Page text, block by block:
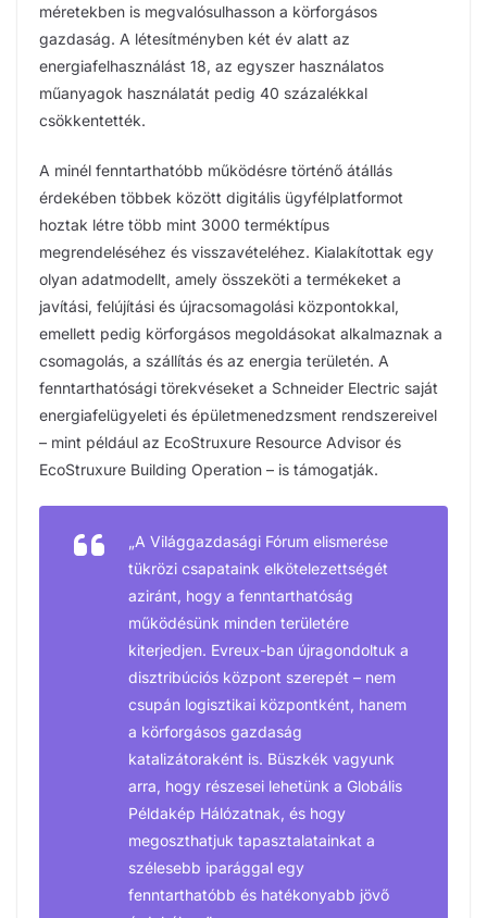
méretekben is megvalósulhasson a körforgásos
gazdaság. A létesítményben két év alatt az
energiafelhasználást 18, az egyszer használatos
műanyagok használatát pedig 40 százalékkal
csökkentették.
A minél fenntarthatóbb működésre történő átállás
érdekében többek között digitális ügyfélplatformot
hoztak létre több mint 3000 terméktípus
megrendeléséhez és visszavételéhez. Kialakítottak egy
olyan adatmodellt, amely összeköti a termékeket a
javítási, felújítási és újracsomagolási központokkal,
emellett pedig körforgásos megoldásokat alkalmaznak a
csomagolás, a szállítás és az energia területén. A
fenntarthatósági törekvéseket a Schneider Electric saját
energiafelügyeleti és épületmenedzsment rendszereivel
– mint például az EcoStruxure Resource Advisor és
EcoStruxure Building Operation – is támogatják.
„A Világgazdasági Fórum elismerése
tükrözi csapataink elkötelezettségét
aziránt, hogy a fenntarthatóság
működésünk minden területére
kiterjedjen. Evreux-ban újragondoltuk a
disztribúciós központ szerepét – nem
csupán logisztikai központként, hanem
a körforgásos gazdaság
katalizátoraként is. Büszkék vagyunk
arra, hogy részesei lehetünk a Globális
Példakép Hálózatnak, és hogy
megoszthatjuk tapasztalatainkat a
szélesebb iparággal egy
fenntarthatóbb és hatékonyabb jövő